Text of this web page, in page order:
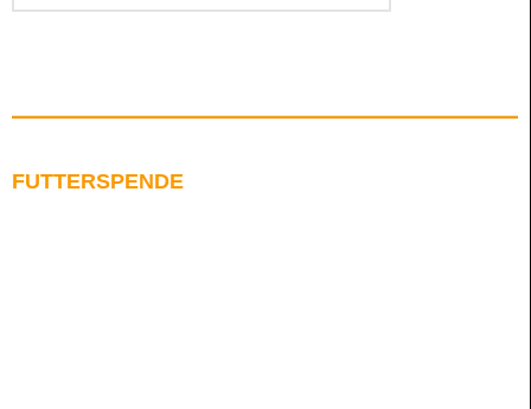
FUTTERSPENDE